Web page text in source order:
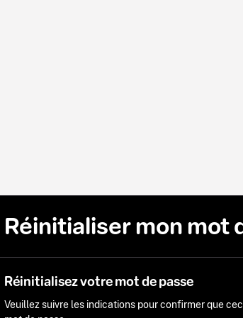
Réinitialiser mon mot
Réinitialisez votre mot de passe
Veuillez suivre les indications pour confirmer que